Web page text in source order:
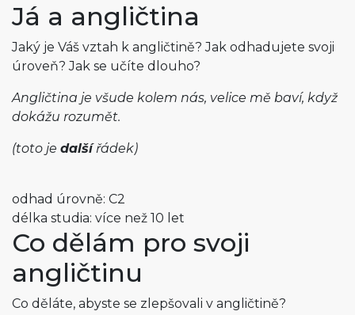
Já a angličtina
Jaký je Váš vztah k angličtině? Jak odhadujete svoji
úroveň? Jak se učíte dlouho?
Angličtina je všude kolem nás, velice mě baví, když
dokážu rozumět.
(toto je dalšířádek)
odhad úrovně: C2
délka studia: více než 10 let
Co dělám pro svoji
angličtinu
Co děláte, abyste se zlepšovali v angličtině?